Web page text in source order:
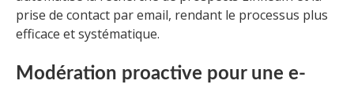
prise de contact par email, rendant le processus plus
efficace et systématique.
Modération proactive pour une e-